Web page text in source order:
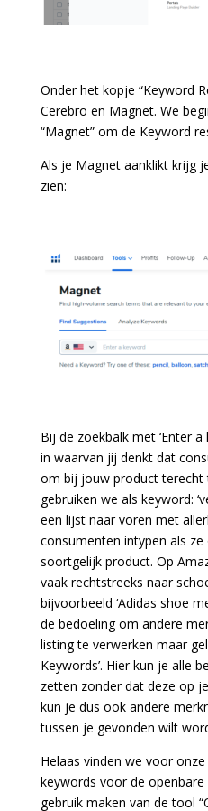
Onder het kopje “Keyword
Cerebro en Magnet. We
“Magnet” om de Keyword
Als je Magnet aanklikt krijg
zien:
Bij de zoekbalk met ‘Enter
in waarvan jij denkt dat
om bij jouw product terecht
gebruiken we als keyword:
een lijst naar voren met
consumenten intypen als
soortgelijk product. Op
vaak rechtstreeks naar
bijvoorbeeld ‘Adidas shoe
de bedoeling om andere
listing te verwerken maar
Keywords’. Hier kun je alle
zetten zonder dat deze op
kun je dus ook andere
tussen je gevonden wilt
Helaas vinden we voor
keywords voor de openbare
gebruik maken van de tool